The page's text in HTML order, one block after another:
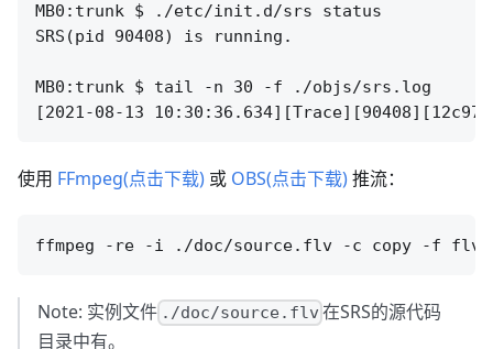
MB0:trunk $ ./etc/init.d/srs status
SRS(pid 90408) is running.
MB0:trunk $ tail -n 30 -f ./objs/srs.log
使用 FFmpeg(点击下载) 或 OBS(点击下载)推流：
Note: 实例文件 ./doc/source.flv 在SRS的源代码
目录中有。